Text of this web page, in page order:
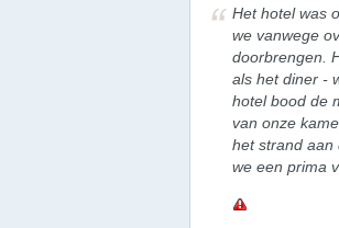
Het hotel was
we vanwege
doorbrengen.
als het diner -
hotel bood de
van onze
het strand aan
we een prima